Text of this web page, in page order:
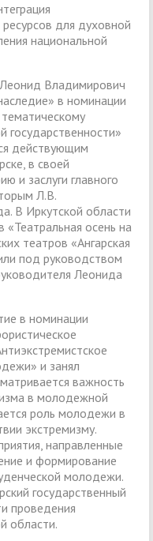
для духовной
национальной
Владимирович
в номинации
государственности»
действующим
в своей
и заслуги главного
Л.В.
В Иркутской области
осень на
театров «Ангарская
под руководством
Леонида
в номинации
и занял
важность
в молодежной
роль молодежи в
экстремизму.
направленные
и формирование
молодежи.
государственный
проведения
области.